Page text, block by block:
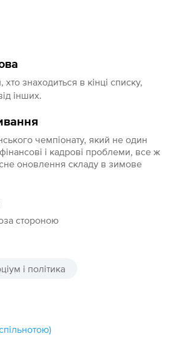
знаходиться в кінці списку,
інших.
чемпіонату, який не один
і кадрові проблеми, все ж
оновлення складу в зимове
стороною
і політика